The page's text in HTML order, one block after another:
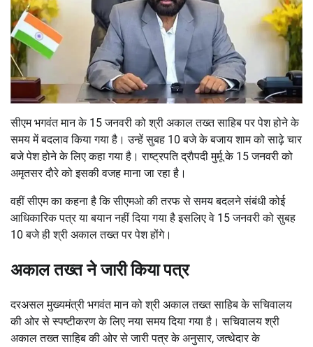
सीएम भगवंत मान के 15 जनवरी को श्री अकाल तख्त साहिब पर पेश होने के
समय में बदलाव किया गया है। उन्हें सुबह 10 बजे के बजाय शाम को साढ़े चार
बजे पेश होने के लिए कहा गया है। राष्ट्रपति द्राैपदी मुर्मू के 15 जनवरी को
अमृतसर दाैरे को इसकी वजह माना जा रहा है।
वहीं सीएम का कहना है कि सीएमओ की तरफ से समय बदलने संबंधी कोई
आधिकारिक पत्र या बयान नहीं दिया गया है इसलिए वे 15 जनवरी को सुबह
10 बजे ही श्री अकाल तख्त पर पेश होंगे।
अकाल तख्त ने जारी किया पत्र
दरअसल मुख्यमंत्री भगवंत मान को श्री अकाल तख्त साहिब के सचिवालय
की ओर से स्पष्टीकरण के लिए नया समय दिया गया है। सचिवालय श्री
अकाल तख्त साहिब की ओर से जारी पत्र के अनुसार, जत्थेदार के